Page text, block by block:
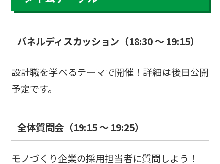
パネルディスカッション（18:30 ～ 19:15）
設計職を学べるテーマで開催！詳細は後日公開
予定です。
全体質問会（19:15 ～ 19:25）
モノづくり企業の採用担当者に質問しよう！